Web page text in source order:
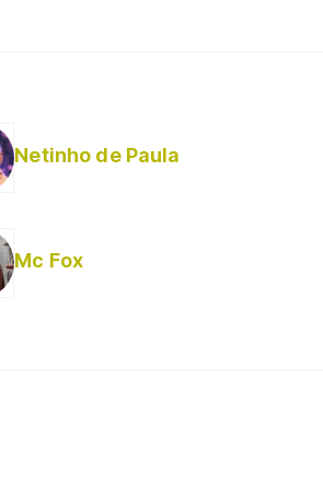
Netinho de Paula
Mc Fox